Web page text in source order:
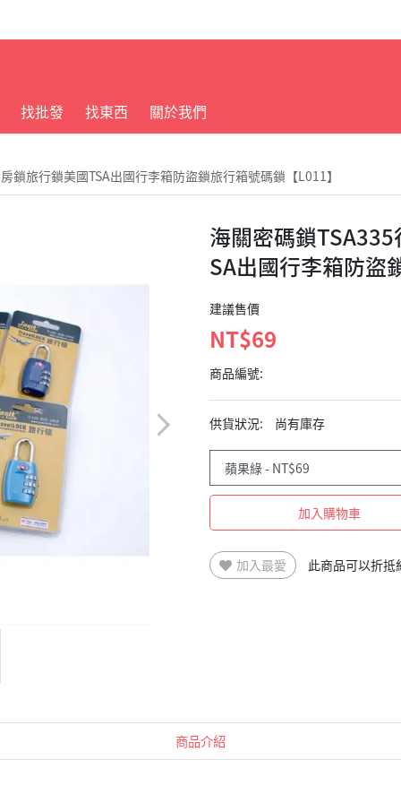
找批發 找東西 關於我們
鎖旅行鎖美國TSA出國行李箱防盜鎖旅行箱號碼鎖【L011】
海關密碼鎖
SA出國行李箱防盜
建議售價
NT$69
商品編號:
供貨狀況: 尚有庫存
加入購物車
加入最愛 此商品可以折抵
商品介紹